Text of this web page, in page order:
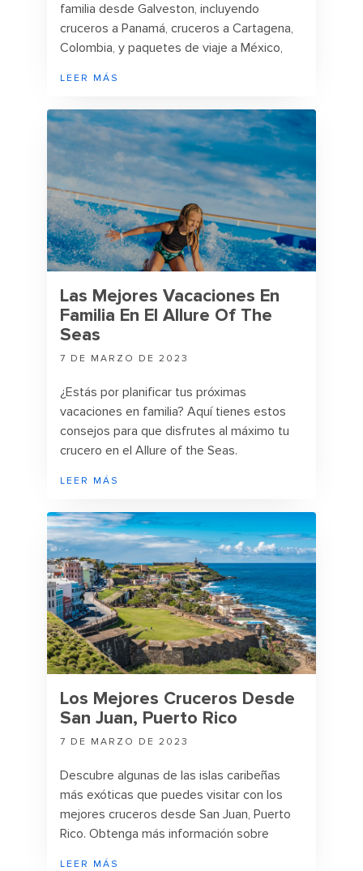
familia desde Galveston, incluyendo
cruceros a Panamá, cruceros a Cartagena,
Colombia, y paquetes de viaje a México,
de viajes por realizar.
LEER MÁS
Las Mejores Vacaciones En
Familia En El Allure Of The
Seas
7 DE MARZO DE 2023
¿Estás por planificar tus próximas
vacaciones en familia? Aquí tienes estos
consejos para que disfrutes al máximo tu
crucero en el Allure of the Seas.
LEER MÁS
Los Mejores Cruceros Desde
San Juan, Puerto Rico
7 DE MARZO DE 2023
Descubre algunas de las islas caribeñas
más exóticas que puedes visitar con los
mejores cruceros desde San Juan, Puerto
Rico. Obtenga más información sobre
LEER MÁS